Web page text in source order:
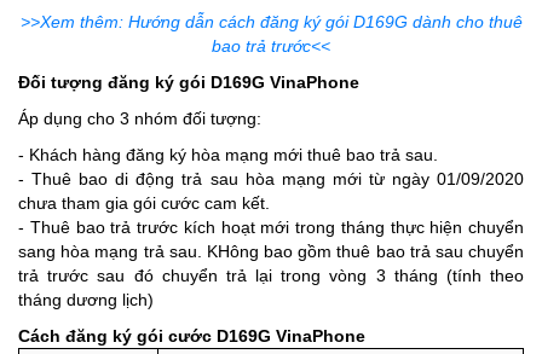
>>Xem thêm: Hướng dẫn cách đăng ký gói D169G dành cho thuê
bao trả trước<<
Đối tượng đăng ký gói D169G VinaPhone
Áp dụng cho 3 nhóm đối tượng:
- Khách hàng đăng ký hòa mạng mới thuê bao trả sau.
- Thuê bao di động trả sau hòa mạng mới từ ngày 01/09/2020
chưa tham gia gói cước cam kết.
- Thuê bao trả trước kích hoạt mới trong tháng thực hiện chuyển
sang hòa mạng trả sau. KHông bao gồm thuê bao trả sau chuyển
trả trước sau đó chuyển trả lại trong vòng 3 tháng (tính theo
tháng dương lịch)
Cách đăng ký gói cước D169G VinaPhone